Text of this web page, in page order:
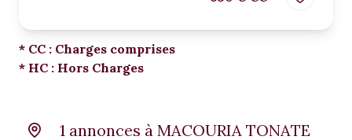
* CC : Charges comprises
* HC : Hors Charges
1 annonces à MACOURIA TONATE